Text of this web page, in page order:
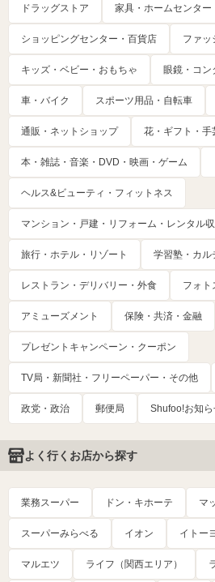
ドラッグストア 家具・ホームセンター
ショッピングセンター・百貨店 ファッ
キッズ・ベビー・おもちゃ 眼鏡・コン
車・バイク スポーツ用品・自転車
通販・ネットショップ 花・ギフト・手
本・雑誌・音楽・DVD・映画・ゲーム
ヘルス&ビューティ・フィットネス
マンション・戸建・リフォーム・レンタル
旅行・ホテル・リゾート 学習塾・カル
レストラン・デリバリー・外食 フォト
アミューズメント 保険・共済・金融
プレゼントキャンペーン・クーポン
TV局・新聞社・フリーペーパー・その他
政党・政治 郵便局 Shufoo!お知
よく行くお店から探す
業務スーパー ドン・キホーテ マ
スーパーみらべる イオン イトー
マルエツ ライフ（関西エリア）